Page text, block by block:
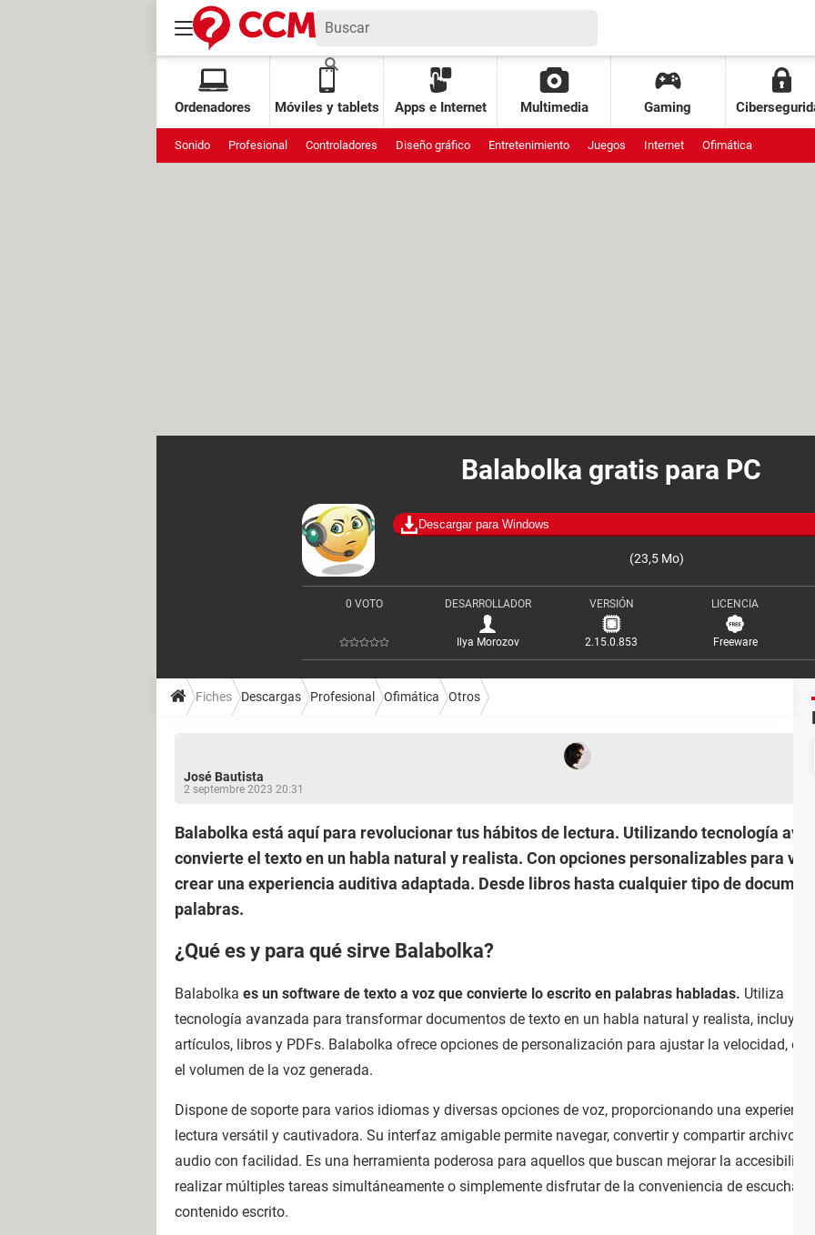
Ordenadores Móviles y tablets Apps e Internet Multimedia Gaming
Sonido Profesional Controladores Diseño gráfico Entretenimiento Juegos Internet Ofimática
Balabolka gratis para PC
Descargar para Windows
(23,5 Mo)
0 VOTO DESARROLLADOR
Ilya Morozov
VERSIÓN
2.15.0.853
LICENCIA
Freeware
Fiches Descargas Profesional Ofimática Otros
José Bautista
2 septembre 2023 20:31
Balabolka está aquí para revolucionar tus hábitos de lectura. Utilizando tecnología
convierte el texto en un habla natural y realista. Con opciones personalizables para
crear una experiencia auditiva adaptada. Desde libros hasta cualquier tipo de
palabras.
¿Qué es y para qué sirve Balabolka?
Balabolka es un software de texto a voz que convierte lo escrito en palabras habladas. Utiliza
tecnología avanzada para transformar documentos de texto en un habla natural y realista,
artículos, libros y PDFs. Balabolka ofrece opciones de personalización para ajustar la velocidad, el
el volumen de la voz generada.
Dispone de soporte para varios idiomas y diversas opciones de voz, proporcionando una experiencia
lectura versátil y cautivadora. Su interfaz amigable permite navegar, convertir y compartir archivos de
audio con facilidad. Es una herramienta poderosa para aquellos que buscan mejorar la accesibilidad,
realizar múltiples tareas simultáneamente o simplemente disfrutar de la conveniencia de escuchar
contenido escrito.